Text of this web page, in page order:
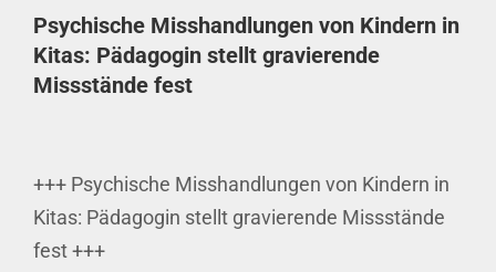
Psychische Misshandlungen von Kindern in
Kitas: Pädagogin stellt gravierende
Missstände fest
+++ Psychische Misshandlungen von Kindern in
Kitas: Pädagogin stellt gravierende Missstände
fest +++